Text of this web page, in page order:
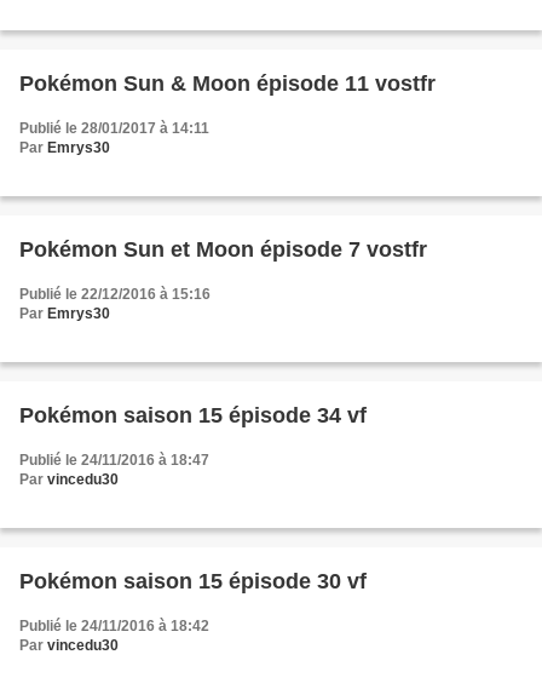
Pokémon Sun & Moon épisode 11 vostfr
Publié le 28/01/2017 à 14:11
Par Emrys30
Pokémon Sun et Moon épisode 7 vostfr
Publié le 22/12/2016 à 15:16
Par Emrys30
Pokémon saison 15 épisode 34 vf
Publié le 24/11/2016 à 18:47
Par vincedu30
Pokémon saison 15 épisode 30 vf
Publié le 24/11/2016 à 18:42
Par vincedu30